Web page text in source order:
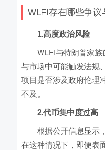
WLFI存在哪些争议
1.高度政治风险
WLFI与特朗普家
与市场中可能触发法规
项目是否涉及政府伦理
不及。
2.代币集中度过高
根据公开信息显示
在这种情况下，即便表